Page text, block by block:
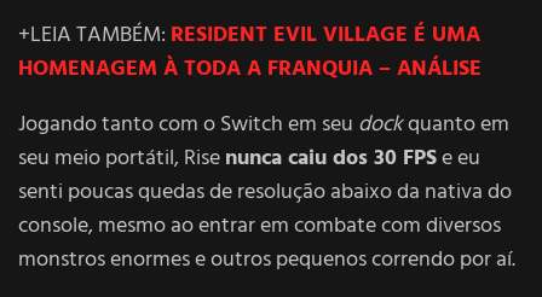
+LEIA TAMBÉM: RESIDENT EVIL VILLAGE É UMA
HOMENAGEM À TODA A FRANQUIA – ANÁLISE
Jogando tanto com o Switch em seu dockquanto em
seu meio portátil, Risenunca caiu dos 30 FPSe eu
senti poucas quedas de resolução abaixo da nativa do
console, mesmo ao entrar em combate com diversos
monstros enormes e outros pequenos correndo por aí.